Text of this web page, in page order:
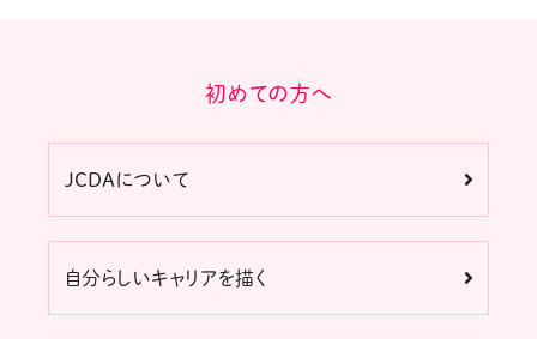
初めての方へ
JCDAについて
自分らしいキャリアを描く